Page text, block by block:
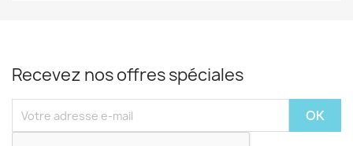
Recevez nos offres spéciales